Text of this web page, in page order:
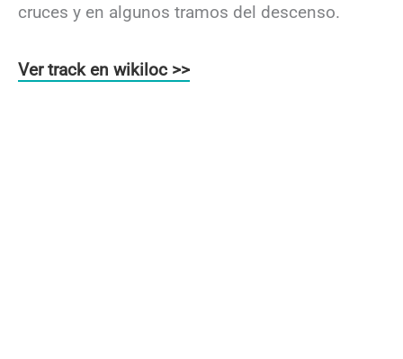
cruces y en algunos tramos del descenso.
Ver track en wikiloc >>